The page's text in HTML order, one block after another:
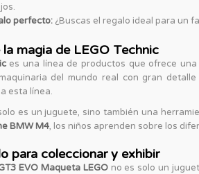
perfecto: ¿Buscas el regalo ideal para un
la magia de LEGO Technic
es una línea de productos que ofrece una
del mundo real con gran detalle
esta línea.
es un juguete, sino también una
BMW M4, los niños aprenden sobre los
para coleccionar y exhibir
EVO Maqueta LEGOno es solo un